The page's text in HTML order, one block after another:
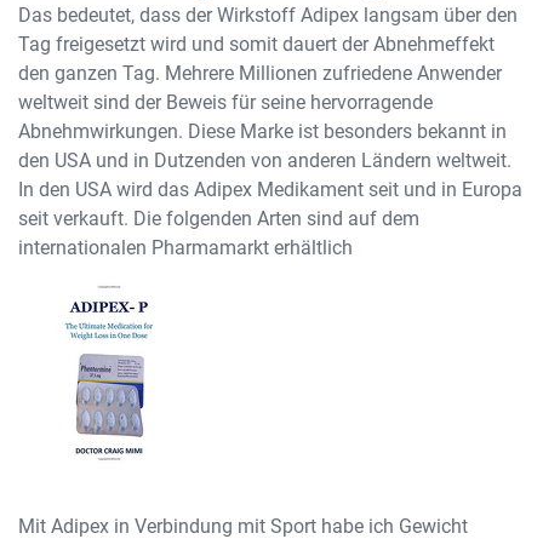
Das bedeutet, dass der Wirkstoff Adipex langsam über den
Tag freigesetzt wird und somit dauert der Abnehmeffekt
den ganzen Tag. Mehrere Millionen zufriedene Anwender
weltweit sind der Beweis für seine hervorragende
Abnehmwirkungen. Diese Marke ist besonders bekannt in
den USA und in Dutzenden von anderen Ländern weltweit.
In den USA wird das Adipex Medikament seit und in Europa
seit verkauft. Die folgenden Arten sind auf dem
internationalen Pharmamarkt erhältlich
Mit Adipex in Verbindung mit Sport habe ich Gewicht